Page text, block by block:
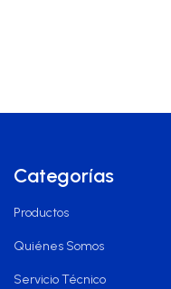
Categorías
Productos
Quiénes Somos
Servicio Técnico